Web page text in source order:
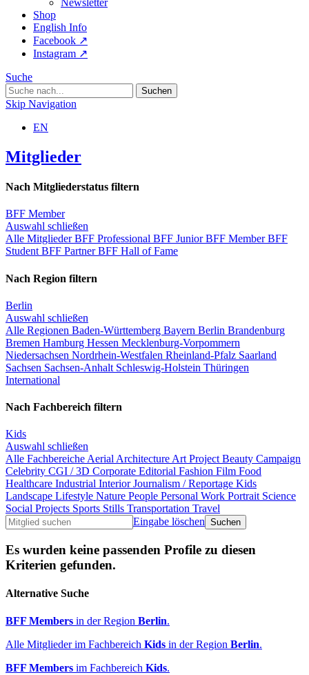
Shop
English Info
Facebook ↗︎
Instagram ↗︎
Suche
Skip Navigation
EN
Mitglieder
Nach Mitgliederstatus filtern
BFF Member
Auswahl schließen
Alle MitgliederBFF Professional BFF JuniorBFF MemberBFF
Student BFF PartnerBFF Hall of Fame
Nach Region filtern
Berlin
Auswahl schließen
Alle Regionen Baden-Württemberg Bayern Berlin Brandenburg
Bremen Hamburg Hessen Mecklenburg-Vorpommern
Niedersachsen Nordrhein-Westfalen Rheinland-Pfalz Saarland
Sachsen Sachsen-Anhalt Schleswig-Holstein Thüringen
International
Nach Fachbereich filtern
Kids
Auswahl schließen
Alle Fachbereiche Aerial Architecture Art Project Beauty Campaign
Celebrity CGI / 3D Corporate Editorial Fashion Film Food
Healthcare Industrial InteriorJournalism / Reportage Kids
Landscape Lifestyle Nature People Personal Work Portrait Science
Social Projects Sports Stills Transportation Travel
Eingabe löschen
Es wurden keine passenden Profile zu diesen
Kriterien gefunden.
Alternative Suche
BFF Members in der Region Berlin.
Alle Mitglieder im Fachbereich Kids in der Region Berlin.
BFF Members im Fachbereich Kids.